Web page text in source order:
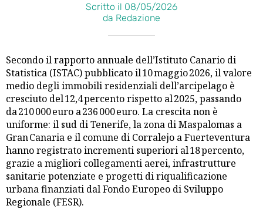
Scritto il 08/05/2026
da Redazione
Secondo il rapporto annuale dell’Istituto Canario di
Statistica (ISTAC) pubblicato il 10 maggio 2026, il valore
medio degli immobili residenziali dell’arcipelago è
cresciuto del 12,4 percento rispetto al 2025, passando
da 210 000 euro a 236 000 euro. La crescita non è
uniforme: il sud di Tenerife, la zona di Maspalomas a
Gran Canaria e il comune di Corralejo a Fuerteventura
hanno registrato incrementi superiori al 18 percento,
grazie a migliori collegamenti aerei, infrastrutture
sanitarie potenziate e progetti di riqualificazione
urbana finanziati dal Fondo Europeo di Sviluppo
Regionale (FESR).